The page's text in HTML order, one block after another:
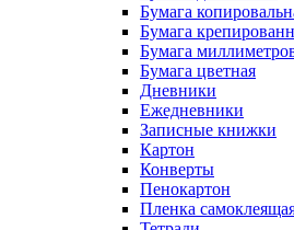
Бумага
Бумага
Бумага
Бумага цветная
Дневники
Ежедневники
Записные книжки
Картон
Конверты
Пенокартон
Пленка